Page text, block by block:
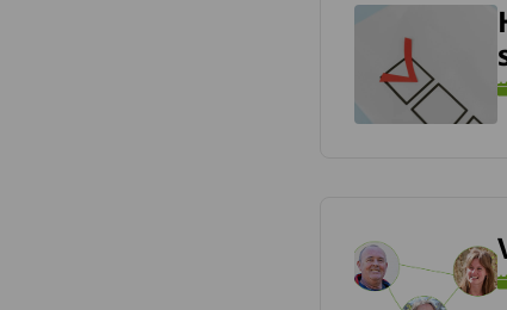
Lees meer over
Lees meer over Vind en